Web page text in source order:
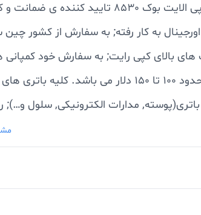
تا در آینده مجبور به پرداخت هزینه های بیشتر نباشید.شش ماه گارانتی بی قید و شرط باتری لپ تاپ اچ پی الایت بوک
به کار رفته; به سفارش از کشور
های بالای کپی رایت; به سفارش خود کمپانی
لپ تاپ نمی باشند; به طور مثال قیمت یک باتری اورجینال در وب سایت رسمی کمپانی با اعمال کپی رایت حدود ۱۰۰ تا ۱۵۰
مدارات الکترونیکی, سلول و…);